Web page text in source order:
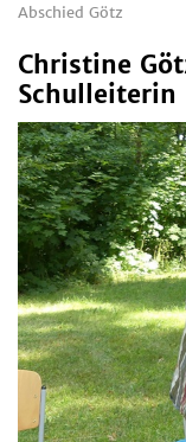
Abschied Götz
Christine
Schulleiterin